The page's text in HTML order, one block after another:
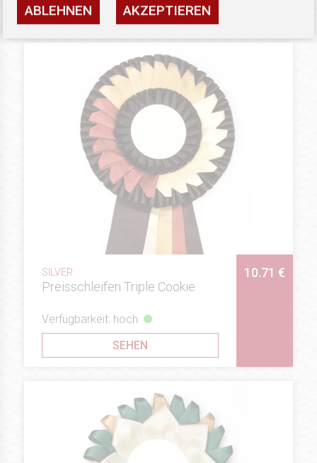
SEHEN
SILVER
Preisschleifen Triple Cookie
10.71 €
Verfügbarkeit: hoch
SEHEN
ABLEHNEN AKZEPTIEREN